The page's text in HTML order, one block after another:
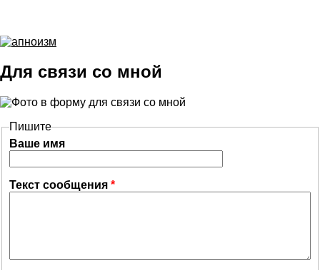
Для связи со мной
Пишите
Ваше имя
Текст сообщения *